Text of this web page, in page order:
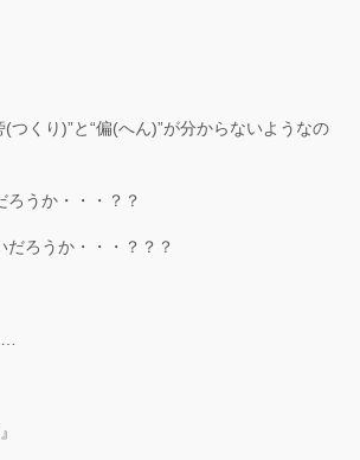
くり)”と“偏(へん)”が分からないようなの
ろうか・・・？？
だろうか・・・？？？